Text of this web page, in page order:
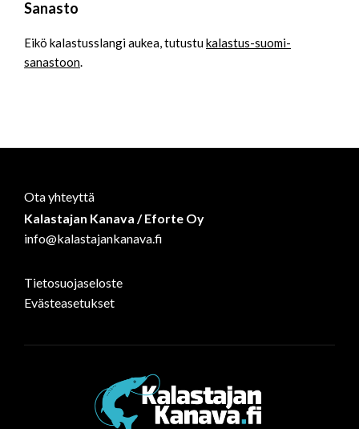
Sanasto
Eikö kalastusslangi aukea, tutustukalastus-suomi-
sanastoon.
Ota yhteyttä
Kalastajan Kanava / Eforte Oy
info@kalastajankanava.fi
Tietosuojaseloste
Evästeasetukset